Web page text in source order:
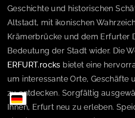
Geschichte und historischen
Altstadt, mit ikonischen
Krämerbrücke und dem Erfurter
Bedeutung der Stadt wider. Die
ERFURT.rocks bietet eine
um interessante Orte, Geschäfte
zu entdecken. Sorgfältig
Ihnen, Erfurt neu zu erleben.